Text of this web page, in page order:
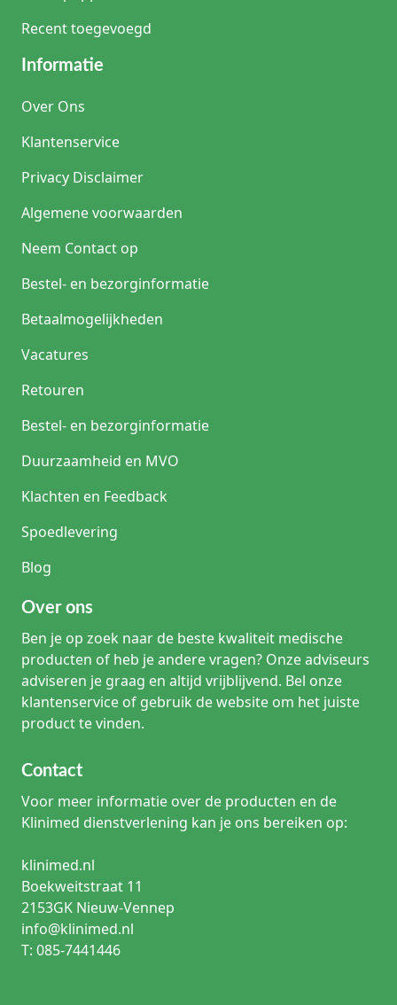
Recent toegevoegd
Informatie
Over Ons
Klantenservice
Privacy Disclaimer
Algemene voorwaarden
Neem Contact op
Bestel- en bezorginformatie
Betaalmogelijkheden
Vacatures
Retouren
Bestel- en bezorginformatie
Duurzaamheid en MVO
Klachten en Feedback
Spoedlevering
Blog
Over ons
Ben je op zoek naar de beste kwaliteit medische
producten of heb je andere vragen? Onze adviseurs
adviseren je graag en altijd vrijblijvend. Bel onze
klantenservice of gebruik de website om het juiste
product te vinden.
Contact
Voor meer informatie over de producten en de
Klinimed dienstverlening kan je ons bereiken op:
klinimed.nl
Boekweitstraat 11
2153GK Nieuw-Vennep
info@klinimed.nl
T: 085-7441446